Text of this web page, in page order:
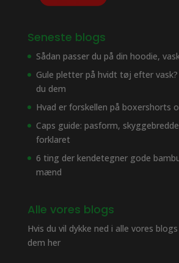
Seneste blogs
Sådan passer du på din hoodie,
Gule pletter på hvidt tøj efter
du dem
Hvad er forskellen på boxershorts
Caps guide: pasform,
forklaret
6 ting der kendetegner gode
mænd
Alle vores blogs
Hvis du vil dykke ned i alle vores
dem her